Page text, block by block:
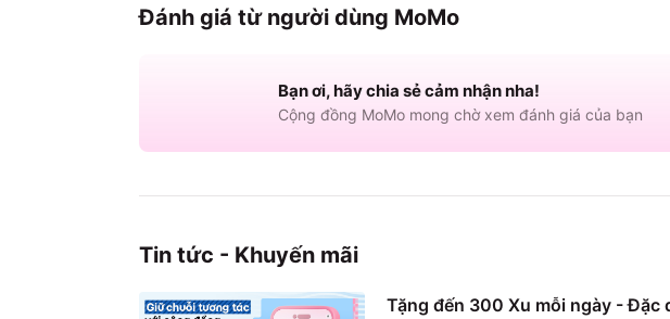
Đánh giá từ người dùng MoMo
Bạn ơi, hãy chia sẻ cảm nhận nha!
Cộng đồng MoMo mong chờ xem đánh giá của bạn
Tin tức - Khuyến mãi
Tặng đến 300 Xu mỗi ngày - Đặc